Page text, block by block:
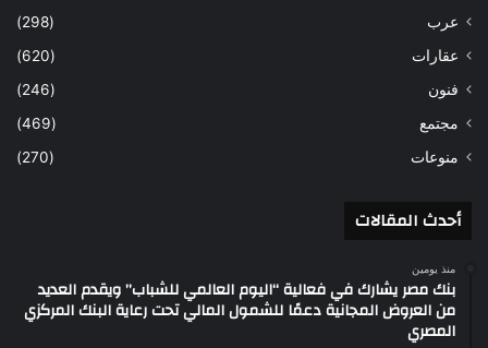
عرب
(298)
عقارات
(620)
فنون
(246)
مجتمع
(469)
منوعات
(270)
أحدث المقالات
منذ يومين
بنك مصر يشارك في فعالية “اليوم العالمي للشباب” ويقدم العديد
من العروض المجانية دعمًا للشمول المالي تحت رعاية البنك المركزي
المصري